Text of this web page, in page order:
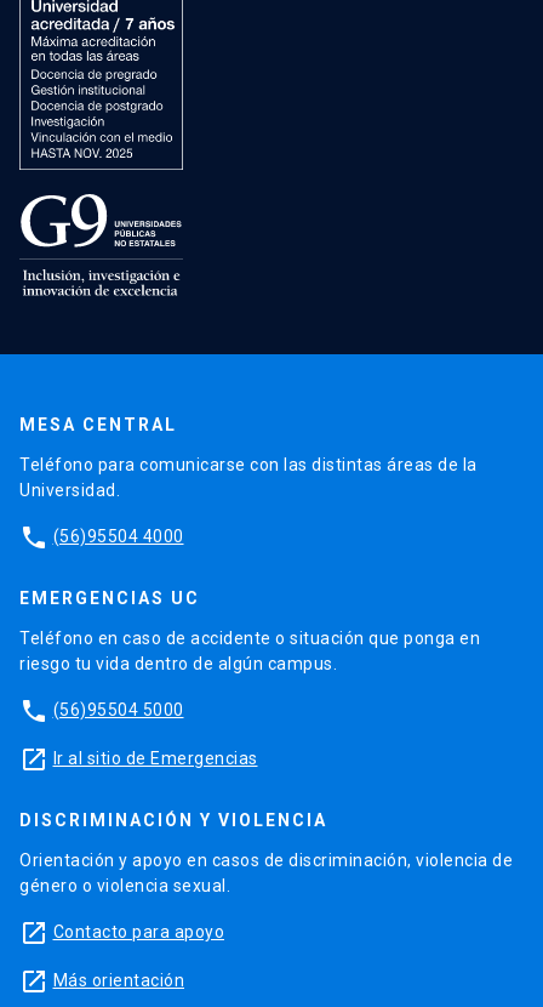
MESA CENTRAL
Teléfono para comunicarse con las distintas áreas de la
Universidad.
phone (56)95504 4000
EMERGENCIAS UC
Teléfono en caso de accidente o situación que ponga en
riesgo tu vida dentro de algún campus.
phone (56)95504 5000
launch Ir al sitio de Emergencias
DISCRIMINACIÓN Y VIOLENCIA
Orientación y apoyo en casos de discriminación, violencia de
género o violencia sexual.
launch Contacto para apoyo
launch Más orientación